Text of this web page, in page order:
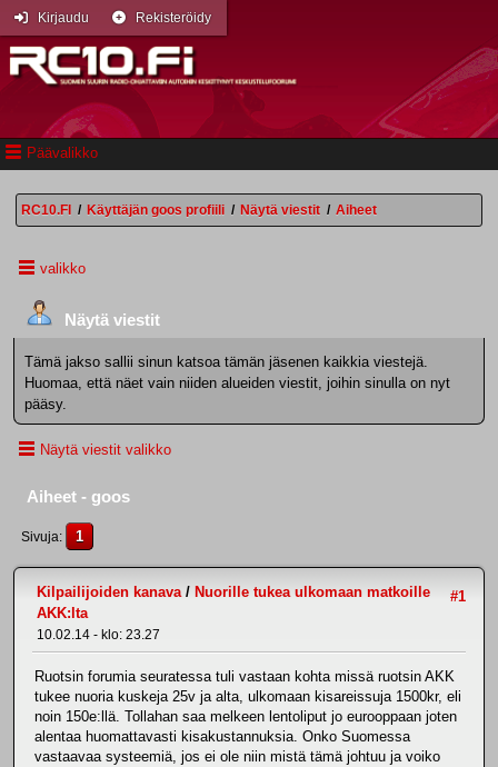
Päävalikko
Kirjaudu Rekisteröidy
RC10.FI / Käyttäjän goos profiili / Näytä viestit / Aiheet
valikko
Näytä viestit
Tämä jakso sallii sinun katsoa tämän jäsenen kaikkia viestejä.
Huomaa, että näet vain niiden alueiden viestit, joihin sinulla on nyt
pääsy.
Näytä viestit valikko
Aiheet - goos
Sivuja 1
#1
Kilpailijoiden kanava/ Nuorille tukea ulkomaan matkoille
AKK:lta
10.02.14 - klo: 23.27
Ruotsin forumia seuratessa tuli vastaan kohta missä ruotsin AKK
tukee nuoria kuskeja 25v ja alta, ulkomaan kisareissuja 1500kr, eli
noin 150e:llä. Tollahan saa melkeen lentoliput jo eurooppaan joten
alentaa huomattavasti kisakustannuksia. Onko Suomessa
vastaavaa systeemiä, jos ei ole niin mistä tämä johtuu ja voiko